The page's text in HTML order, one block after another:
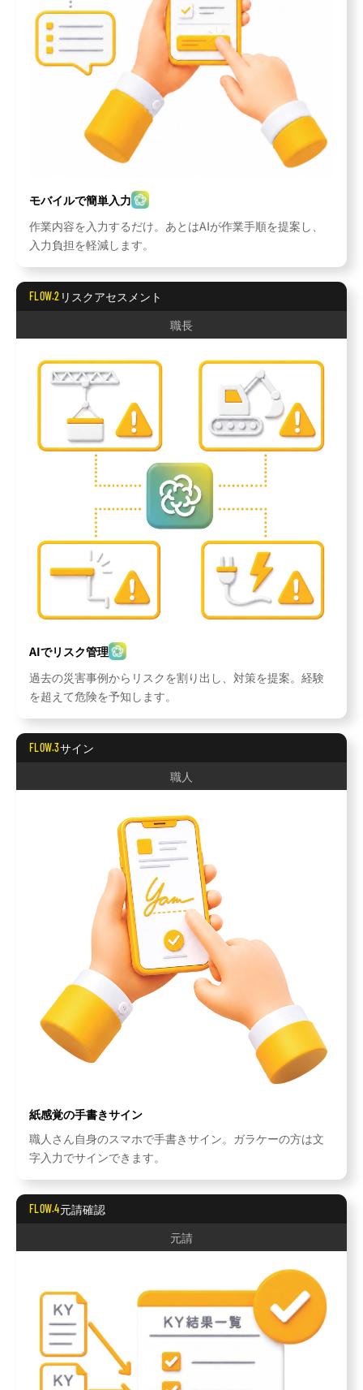
モバイルで簡単入力
作業内容を入力するだけ。あとはAIが作業手順を提案し、
入力負担を軽減します。
FLOW.2 リスクアセスメント
職長
AIでリスク管理
過去の災害事例からリスクを割り出し、対策を提案。経験
を超えて危険を予知します。
FLOW.3サイン
職人
紙感覚の手書きサイン
職人さん自身のスマホで手書きサイン。ガラケーの方は文
字入力でサインできます。
FLOW.4元請確認
元請